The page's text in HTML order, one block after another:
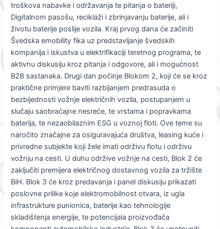
troškova nabavke i održavanja te pitanja o bateriji,
Digitalnom pasošu, reciklaži i zbrinjavanju baterije, ali i
životu baterije poslije vozila. Kraj prvog dana će začiniti
Švedska emobility fika uz predstavljanje švedskih
kompanija i iskustva u elektrifikaciji teretnog programa, te
aktivnu diskusiju kroz pitanja i odgovore, ali i mogućnost
B2B sastanaka. Drugi dan počinje Blokom 2, koji će se kroz
praktične primjere baviti razbijanjem predrasuda o
bezbijednosti vožnje električnih vozila, postupanjem u
slučaju saobraćajne nesreće, te vrstama i popravkama
baterija, te nezaobilaznim ESG u voznoj floti. Ove teme su
naročito značajne za osiguravajuća društva, leasing kuće i
privredne subjekte koji žele imati održivu flotu i održivu
vožnju na cesti. U duhu održive vožnje na cesti, Blok 2 će
zaključiti premijera električnog dostavnog vozila za tržište
BiH. Blok 3 će kroz predavanja i panel diskusiju prikazati
poslovne prilike koje elektromobilnost otvara, iz ugla
infrastrukture punionica, baterije kao tehnologije
skladištenja energije, te potencijala proizvođača